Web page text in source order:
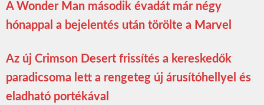
A Wonder Man második évadát már négy
hónappal a bejelentés után törölte a Marvel
Az új Crimson Desert frissítés a kereskedők
paradicsoma lett a rengeteg új árusítóhellyel és
eladható portékával